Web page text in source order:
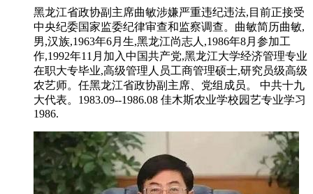
黑龙江省政协副主席曲敏涉嫌严重违纪违法,目前正接受
中央纪委国家监委纪律审查和监察调查。曲敏简历曲敏,
男,汉族,1963年6月生,黑龙江尚志人,1986年8月参加工
作,1992年11月加入中国共产党,黑龙江大学经济管理专业
在职大专毕业,高级管理人员工商管理硕士,研究员级高级
农艺师。任黑龙江省政协副主席、党组成员。 中共十九
大代表。1983.09--1986.08 佳木斯农业学校园艺专业学习
1986.